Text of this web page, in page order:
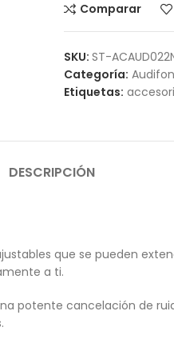
Comparar
SKU: ST-
Categoría:
Etiquetas:
DESCRIPCIÓN
que se pueden
a ti.
potente cancelación de